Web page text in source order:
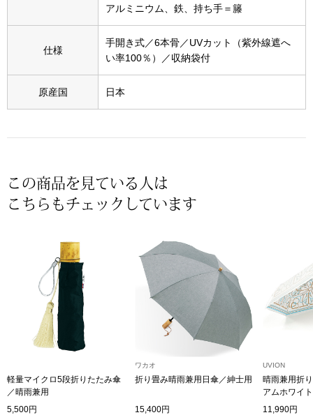
サンダル
その他
ウオッチ／
ウオッチ
ネックレス
アルミニウム、鉄、持ち手＝籐
仕様
手開き式／6本骨／UVカット（紫外線遮へ
い率100％）／収納袋付
原産国 日本
この商品を見ている人は
こちらもチェックしています
軽量マイクロ5段折りたたみ傘
／晴雨兼用
5,500円
ワカオ
折り畳み晴雨兼用日傘／紳士用
15,400円
UVION
晴雨兼用折
アムホワイ
柄）
11,990円